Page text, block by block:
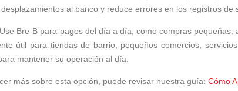
al banco y reduce errores en los registros de
Use Bre-B para pagos del día a día, como compras pequeñas,
útil para tiendas de barrio, pequeños comercios,
mantener su operación al día.
más sobre esta opción, puede revisar nuestra guía: Cómo